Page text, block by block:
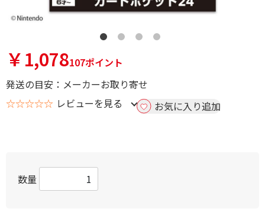
￥1,078107ポイント
発送の目安：メーカーお取り寄せ
☆☆☆☆☆ レビューを見る お気に入り追加
数量